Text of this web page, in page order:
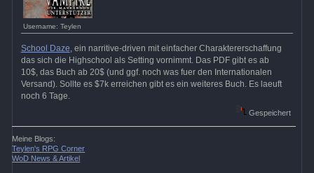
Username: Teylen
School Daze , ein narritive-driven mit einfacher Charaktererschaffung
das sich die Highschool als Setting vornimmt. Das PDF gibt es ab
10$, das Buch ab 20$ (und ggf. noch was fuer den Internationalen
Versand). Sollte es $7k erreichen gibt es ein weiteres Buch. Es laeuft
noch 6 Tage.
Gespeichert
Meine Blogs:
Teylen's RPG Corner
WoD News & Artikel